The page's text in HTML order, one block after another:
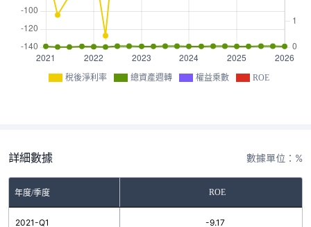
稅後淨利率 總資產週轉 權益乘數 ROE
詳細數據 數據單位：%
年度/季度 ROE
2021-Q1 -9.17